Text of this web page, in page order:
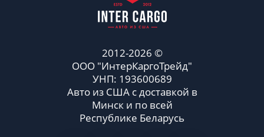
2012-2026 ©
ООО "ИнтерКаргоТрейд"
УНП: 193600689
Авто из США с доставкой в
Минск и по всей
Республике Беларусь